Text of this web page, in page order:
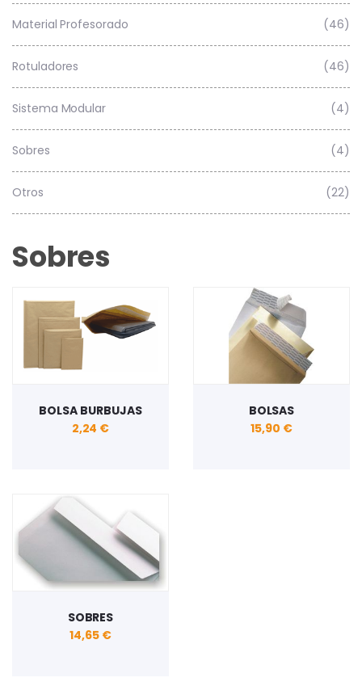
Material Profesorado (46)
Rotuladores (46)
Sistema Modular (4)
Sobres (4)
Otros (22)
Sobres
BOLSA BURBUJAS
2,24 €
BOLSAS
15,90 €
SOBRES
14,65 €